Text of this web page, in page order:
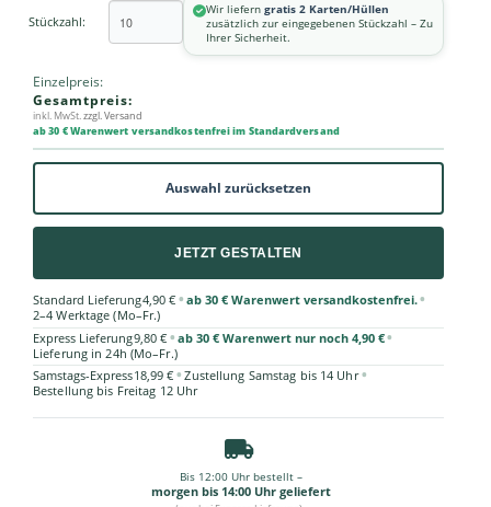
Stückzahl:
Wir liefern gratis 2 Karten/Hüllen
zusätzlich zur eingegebenen Stückzahl – Zu
Ihrer Sicherheit.
Einzelpreis:
Gesamtpreis:
inkl. MwSt. zzgl. Versand
ab 30 € Warenwert versandkostenfrei im Standardversand
Auswahl zurücksetzen
JETZT GESTALTEN
Standard Lieferung4,90 € • ab 30 € Warenwert versandkostenfrei.•
2–4 Werktage (Mo–Fr.)
Express Lieferung9,80 € • ab 30 € Warenwert nur noch 4,90 €•
Lieferung in 24h (Mo–Fr.)
Samstags-Express18,99 € • Zustellung Samstag bis 14 Uhr •
Bestellung bis Freitag 12 Uhr
Bis 12:00 Uhr bestellt –
morgen bis 14:00 Uhr geliefert